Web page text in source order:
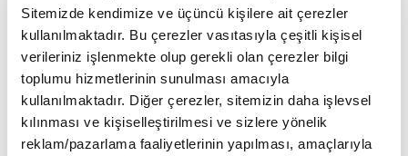
Sitemizde kendimize ve üçüncü kişilere ait çerezler
kullanılmaktadır. Bu çerezler vasıtasıyla çeşitli kişisel
verileriniz işlenmekte olup gerekli olan çerezler bilgi
toplumu hizmetlerinin sunulması amacıyla
kullanılmaktadır. Diğer çerezler, sitemizin daha işlevsel
kılınması ve kişiselleştirilmesi ve sizlere yönelik
reklam/pazarlama faaliyetlerinin yapılması, amaçlarıyla
temel hareketlerinden biridir. Yeni başlayanlar için ilk
etapta dikkat edilmesi gereken bir hareket olan Reverse
Barbell Curl'ün yanlış yapılması sakatlığa neden olabilir.
Peki Reverse Barbell Curl nasıl yapılır? Reverse Barbell
Curl hangi bölgeyi çalıştırır? Reverse Barbell Curl
yaparken nelere dikkat edilmeli? Reverse Barbell Curl
hareketinin püf noktaları neler? Ramazan Demircioğlu, Fit